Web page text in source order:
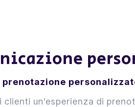
prenotazione
clienti un’esperienza di